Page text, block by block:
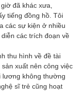
đã khác xưa,
tiếng đồng hồ. Tôi
các sự kiện ở nhiều
các trích đoạn về
thu hình về đề tài
xuất nên công việc
lương không thường
sĩ trẻ cũng hoạt